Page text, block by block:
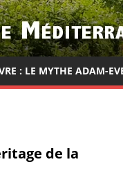
: LE MYTHE ADAM-
de la